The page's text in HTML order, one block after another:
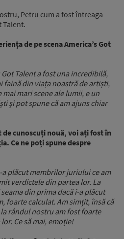
Petru cum a fost întreaga
Talent.
de pe scena America’s Got
Got Talent a fost una incredibilă,
faină din viața noastră de artiști,
mari scene ale lumii, e un
și pot spune că am ajuns chiar
cunoscuți nouă, voi ați fost în
Ce ne poți spune despre
a plăcut membrilor juriului ce am
verdictele din partea lor. La
din prima dacă i-a plăcut
foarte calculat. Am simțit, însă că
rândul nostru am fost foarte
Ce să mai, emoție!